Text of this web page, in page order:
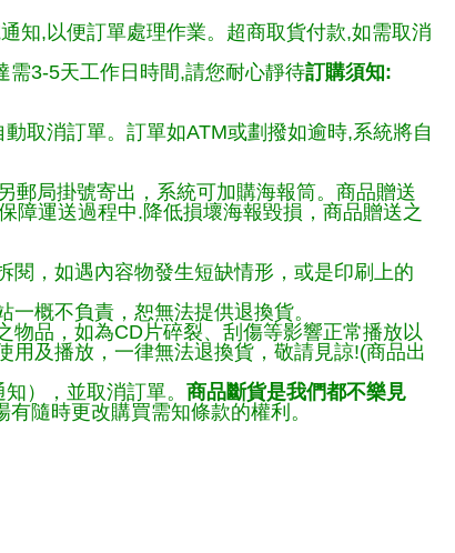
知,以便訂單處理作業。超商取貨付款,如需取消
需3-5天工作日時間,請您耐心靜待訂購須知:
取消訂單。訂單如ATM或劃撥如逾時,系統將自
郵局掛號寄出，系統可加購海報筒。商品贈送
障運送過程中.降低損壞海報毀損，商品贈送之
閱，如遇內容物發生短缺情形，或是印刷上的
概不負責，恕無法提供退換貨。
物品，如為CD片碎裂、刮傷等影響正常播放以
及播放，一律無法退換貨，敬請見諒!(商品出
），並取消訂單。 商品斷貨是我們都不樂見
有隨時更改購買需知條款的權利。